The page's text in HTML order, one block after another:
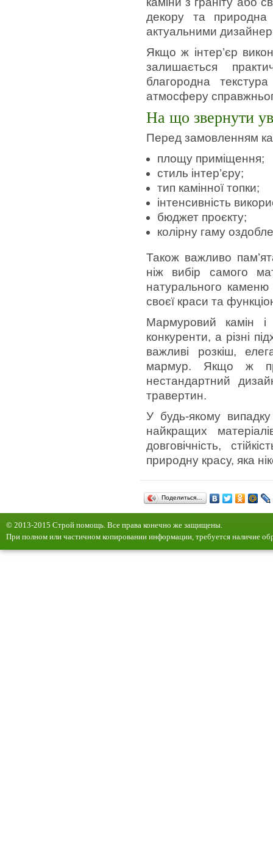
декору та
актуальними
Якщо ж інтер’єр
залишається
благородна
атмосферу
На що звернути
Перед замовленням
площу приміщення;
стиль інтер’єру;
тип камінної топки;
інтенсивність
бюджет проєкту;
колірну гаму
Також важливо
ніж вибір самого
натурального
своєї краси та
Мармуровий камін
конкуренти, а різні
важливі розкіш,
мармур. Якщо ж
нестандартний
травертин.
У будь-якому
найкращих
довговічність,
природну красу, яка
Поделиться…
© 2013-2015 Строй помощь. Все права конечно же защищены.
При полном или частичном копировании информации, требуется наличие